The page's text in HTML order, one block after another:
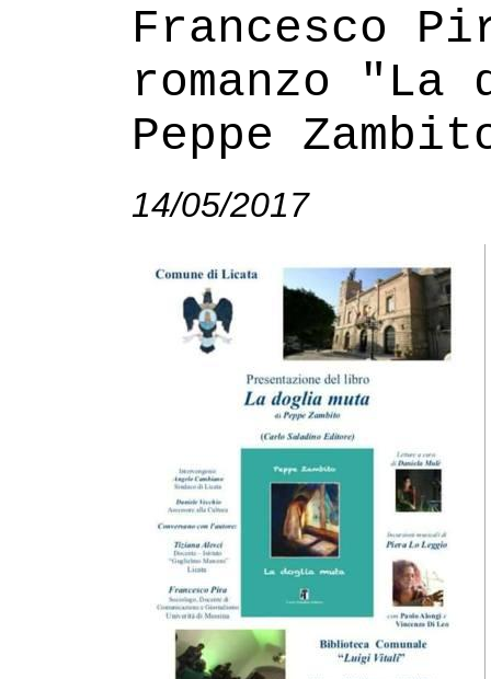
Francesco
romanzo
Peppe
14/05/2017